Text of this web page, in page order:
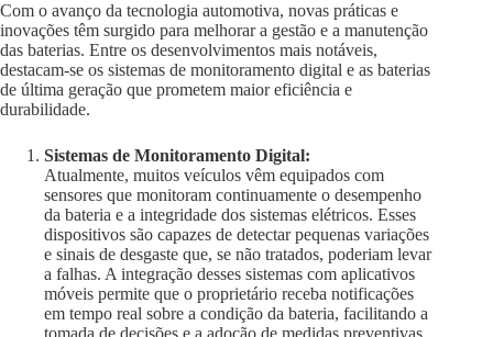
Com o avanço da tecnologia automotiva, novas práticas e
inovações têm surgido para melhorar a gestão e a manutenção
das baterias. Entre os desenvolvimentos mais notáveis,
destacam-se os sistemas de monitoramento digital e as baterias
de última geração que prometem maior eficiência e
durabilidade.
Sistemas de Monitoramento Digital:
Atualmente, muitos veículos vêm equipados com
sensores que monitoram continuamente o desempenho
da bateria e a integridade dos sistemas elétricos. Esses
dispositivos são capazes de detectar pequenas variações
e sinais de desgaste que, se não tratados, poderiam levar
a falhas. A integração desses sistemas com aplicativos
móveis permite que o proprietário receba notificações
em tempo real sobre a condição da bateria, facilitando a